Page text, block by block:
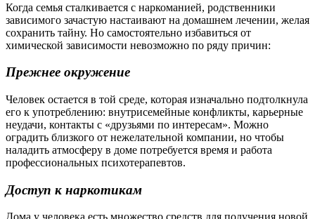
Когда семья сталкивается с наркоманией, родственники
зависимого зачастую настаивают на домашнем лечении, желая
сохранить тайну. Но самостоятельно избавиться от
химической зависимости невозможно по ряду причин:
Прежнее окружение
Человек остается в той среде, которая изначально подтолкнула
его к употреблению: внутрисемейные конфликты, карьерные
неудачи, контакты с «друзьями по интересам». Можно
оградить близкого от нежелательной компании, но чтобы
наладить атмосферу в доме потребуется время и работа
профессиональных психотерапевтов.
Доступ к наркотикам